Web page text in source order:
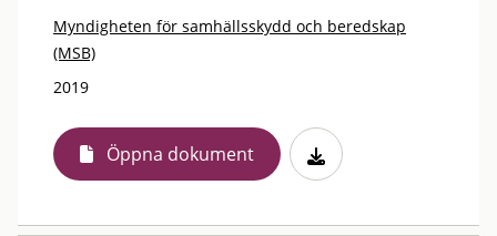
Myndigheten för samhällsskydd och beredskap
(MSB)
2019
Öppna dokument